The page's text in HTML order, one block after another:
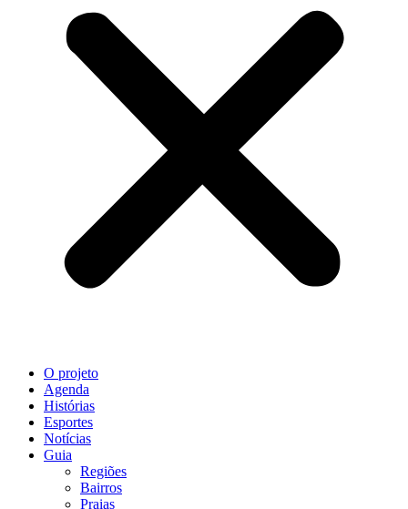
O projeto
Agenda
Histórias
Esportes
Notícias
Guia
Regiões
Bairros
Praias